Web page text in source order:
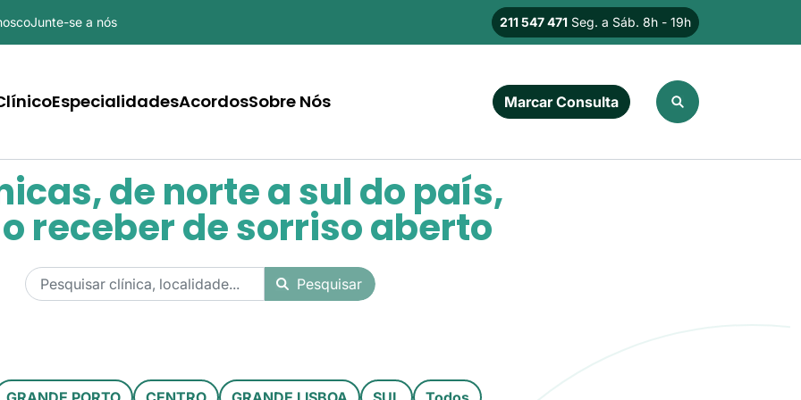
Junte-se a nós 211 547 471 Seg. a Sáb. 8h - 19h
principal
EspecialidadesAcordosSobre Nós Marcar Consulta
Imagem
de norte a sul do país,
receber de sorriso aberto